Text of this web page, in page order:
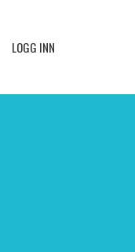
LOGG INN